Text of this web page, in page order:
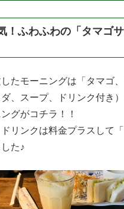
！ふわふわの「タマゴ
たモーニングは「タマゴ
、スープ、ドリンク付き）
グがコチラ！！
リンクは料金プラスして
た♪